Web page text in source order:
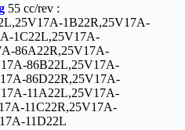
55 cc/rev :
1B22R,25V17A-
1C22L,25V17A-
86A22R,25V17A-
86B22L,25V17A-
86D22R,25V17A-
11A22L,25V17A-
11C22R,25V17A-
11D22L